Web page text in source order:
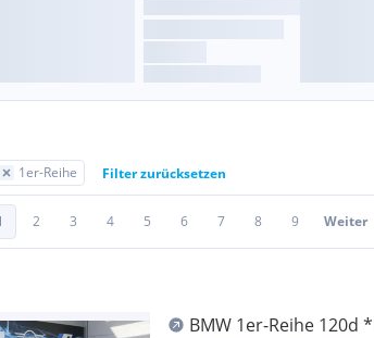
1er-Reihe Filter zurücksetzen
2 3 4 5 6 7 8 9 Weiter
BMW 1er-Reihe 120d